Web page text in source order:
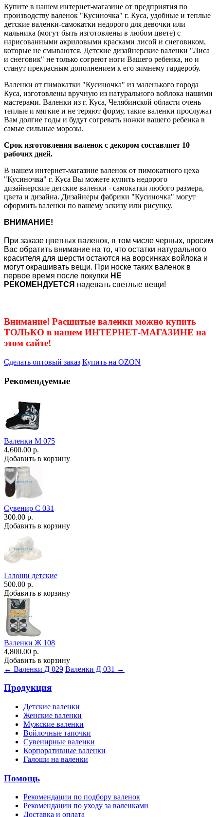
Купите в нашем интернет-магазине от предприятия по
производству валенок "Кусиночка" г. Куса, удобные и теплые
детские валенки-самокатки недорого для девочки или
мальника (могут быть изготовлены в любом цвете) с
нарисованными акриловыми красками лисой и снеговиком,
которые не смываются. Детские дизайнерские валенки "Лиса
и снеговик" не только согреют ноги Вашего ребенка, но и
станут прекрасным дополнением к его зимнему гардеробу.
Валенки от пимокатки "Кусиночка" из маленького города
Куса, изготовлены вручную из натурального войлока нашими
мастерами. Валенки из г. Куса, Челябинской области очень
теплые и мягкие и не теряют форму, такие валенки прослужат
Вам долгие годы и будут согревать ножки вашего ребенка в
самые сильные морозы.
Срок изготовления валенок с декором составляет 10
рабочих дней.
В нашем интернет-магазине валенок от пимокатного цеха
"Кусиночка" г. Куса Вы можете купить недорого
дизайнерские детские валенки - самокатки любого размера,
цвета и дизайна. Дизайнеры фабрики "Кусиночка" могут
оформить валенки по вашему эскизу или рисунку.
ВНИМАНИЕ!
При заказе цветных валенок, в том числе черных, просим
Вас обратить внимание на то, что остатки натурального
красителя для шерсти остаются на ворсинках войлока и
могут окрашивать вещи. При носке таких валенок в
первое время после покупки НЕ
РЕКОМЕНДУЕТСЯ надевать светлые вещи!
Внимание! Расшитые валенки можно купить
ТОЛЬКО в нашем ИНТЕРНЕТ-МАГАЗИНЕ на
этом сайте!
Сделать оптовый заказ Купить на OZON
Рекомендуемые
Валенки М 075
4,600.00 р.
Добавить в корзину
Сувенир С 031
300.00 р.
Добавить в корзину
Галоши детские
500.00 р.
Добавить в корзину
Валенки Ж 108
4,800.00 р.
Добавить в корзину
← Валенки Д 029 Валенки Д 031 →
Продукция
Детские валенки
Женские валенки
Мужские валенки
Войлочные тапочки
Сувенирные валенки
Корпоративные валенки
Галоши на валенки
Помощь
Рекомендации по подбору валенок
Рекомендации по уходу за валенками
Доставка и оплата